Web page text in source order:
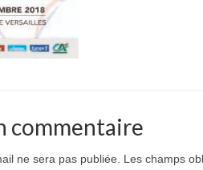
commentaire
ne sera pas publiée. Les champs